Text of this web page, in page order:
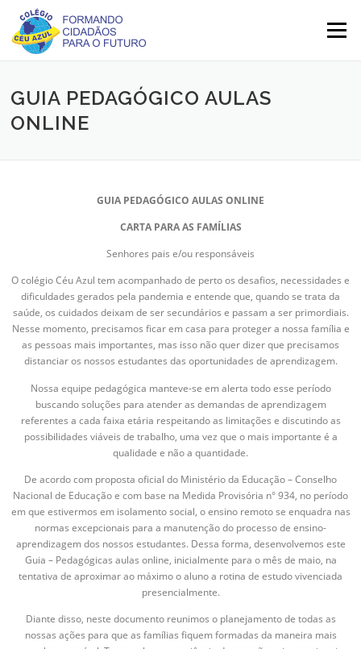
content
Menu
GUIA PEDAGÓGICO AULAS
ONLINE
GUIA PEDAGÓGICO AULAS ONLINE
CARTA PARA AS FAMÍLIAS
Senhores pais e/ou responsáveis
O colégio Céu Azul tem acompanhado de perto os desafios, necessidades e
dificuldades gerados pela pandemia e entende que, quando se trata da
saúde, os cuidados deixam de ser secundários e passam a ser primordiais.
Nesse momento, precisamos ficar em casa para proteger a nossa família e
as pessoas mais importantes, mas isso não quer dizer que precisamos
distanciar os nossos estudantes das oportunidades de aprendizagem.
Nossa equipe pedagógica manteve-se em alerta todo esse período
buscando soluções para atender as demandas de aprendizagem
referentes a cada faixa etária respeitando as limitações e discutindo as
possibilidades viáveis de trabalho, uma vez que o mais importante é a
qualidade e não a quantidade.
De acordo com proposta oficial do Ministério da Educação – Conselho
Nacional de Educação e com base na Medida Provisória n° 934, no período
em que estivermos em isolamento social, o ensino remoto se enquadra nas
normas excepcionais para a manutenção do processo de ensino-
aprendizagem dos nossos estudantes. Dessa forma, desenvolvemos este
Guia – Pedagógicas aulas online, inicialmente para o mês de maio, na
tentativa de aproximar ao máximo o aluno a rotina de estudo vivenciada
presencialmente.
Diante disso, neste documento reunimos o planejamento de todas as
nossas ações para que as famílias fiquem formadas da maneira mais